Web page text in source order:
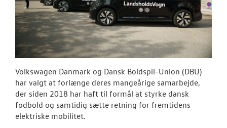
RESERVEDELE
NYHEDER
Danmarks
Aktuelt
Volkswagen Danmark og Dansk Boldspil-Union (DBU)
har valgt at forlænge deres mangeårige samarbejde,
der siden 2018 har haft til formål at styrke dansk
fodbold og samtidig sætte retning for fremtidens
elektriske mobilitet.